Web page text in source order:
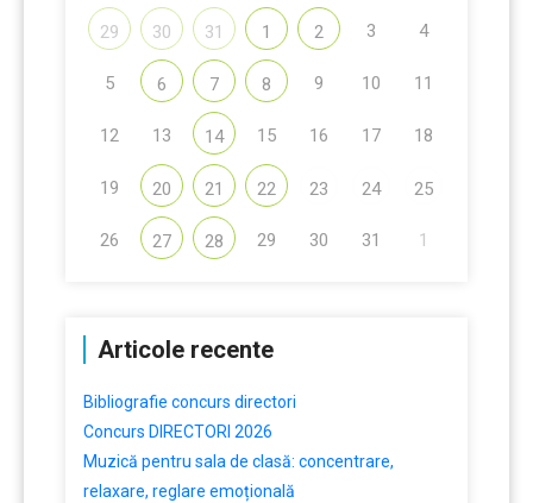
29 30 31 1 2 3 4
5 6 7 8 9 10 11
12 13 14 15 16 17 18
19 20 21 22 23 24 25
26 27 28 29 30 31 1
Articole recente
Bibliografie concurs directori
Concurs DIRECTORI 2026
Muzică pentru sala de clasă: concentrare,
relaxare, reglare emoțională